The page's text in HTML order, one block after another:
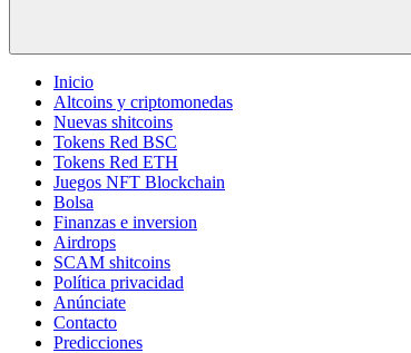
Inicio
Altcoins y criptomonedas
Nuevas shitcoins
Tokens Red BSC
Tokens Red ETH
Juegos NFT Blockchain
Bolsa
Finanzas e inversion
Airdrops
SCAM shitcoins
Política privacidad
Anúnciate
Contacto
Predicciones